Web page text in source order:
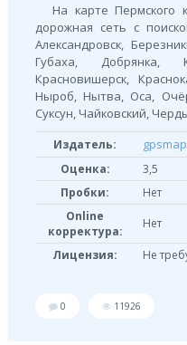
На карте Пермского
дорожная сеть с
Александровск,
Губаха, Добрянка,
Красновишерск,
Ныроб, Нытва, Оса,
Суксун, Чайковcкий,
Издатель:
Оценка:
3,5
Пробки:
Нет
Online
корректура:
Нет
Лицензия: Не
0 11926